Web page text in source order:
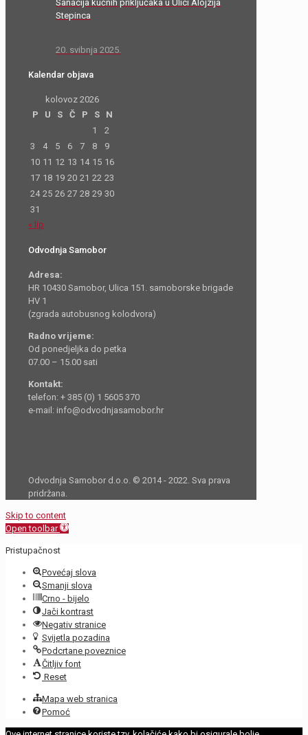
Sanacija kućnih priključaka u Ulici Alojzija
Stepinca
20. svibnja 2025.
Kalendar objava
kolovoz 2026
P
U S Č P S
N
1
2
3
4 5 6 7 8
9
10 11 12 13 14 15 16
17 18 19 20 21 22 23
24 25 26 27 28 29 30
31
« lip
Odvodnja Samobor
Adresa:
HR 10430 Samobor, Ulica 151. samoborske brigade
HV 1
(zgrada autobusnog kolodvora)
Radno vrijeme:
Od ponedjeljka do petka
07.00 – 15.00 sati
Kontakt:
telefon: + 385 (0) 1 5605 370
e-mail: info@odvodnjasamobor.hr
Odvodnja Samobor d.o.o. © 2014 - 2022. Sva prava
pridržana.
Skip to content
Open toolbar
Pristupačnost
Povećaj slova
Smanji slova
Crno - bijelo
Jači kontrast
Negativ stranice
Svijetla pozadina
Podcrtane poveznice
Čitljiv font
Reset
Mapa web stranica
Pomoć